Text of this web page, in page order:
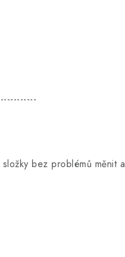
bez problémů měnit a